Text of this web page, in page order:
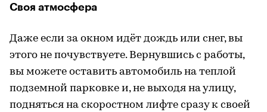
Своя атмосфера
Даже если за окном идёт дождь или снег, вы
этого не почувствуете. Вернувшись с работы,
вы можете оставить автомобиль на теплой
подземной парковке и, не выходя на улицу,
подняться на скоростном лифте сразу к своей